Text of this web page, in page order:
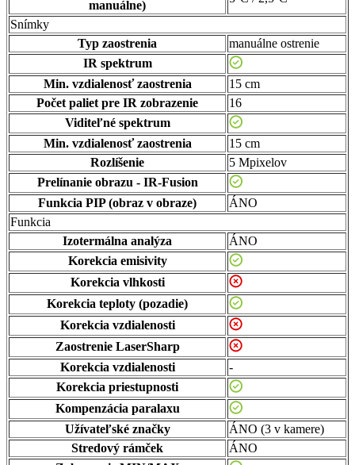
manuálne)
Snímky
Typ zaostrenia
manuálne ostrenie
IR spektrum
Min. vzdialenosť zaostrenia
15 cm
Počet paliet pre IR zobrazenie
16
Viditeľné spektrum
Min. vzdialenosť zaostrenia
15 cm
Rozlíšenie
5 Mpixelov
Prelínanie obrazu - IR-Fusion
Funkcia PIP (obraz v obraze)
ÁNO
Funkcia
Izotermálna analýza
ÁNO
Korekcia emisivity
Korekcia vlhkosti
Korekcia teploty (pozadie)
Korekcia vzdialenosti
Zaostrenie LaserSharp
Korekcia vzdialenosti
-
Korekcia priestupnosti
Kompenzácia paralaxu
Užívateľské značky
ÁNO (3 v kamere)
Stredový rámček
ÁNO